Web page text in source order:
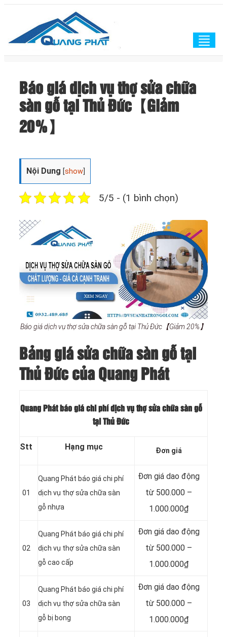
Báo giá dịch vụ thợ sửa chữa
sàn gỗ tại Thủ Đức【Giảm
20%】
Nội Dung [show
5/5 - (1 bình chọn)
Báo giá dịch vụ thợ sửa chữa sàn gỗ tại Thủ Đức【Giảm 20%】
Bảng giá sửa chữa sàn gỗ tại
Thủ Đức của Quang Phát
Quang Phát báo giá chi phí dịch vụ thợ sửa chữa sàn gỗ
tại Thủ Đức
Stt Hạng mục Đơn giá
01
Quang Phát báo giá chi phí
dịch vụ thợ sửa chữa sàn
gỗ nhựa
Đơn giá dao động
từ 500.000 –
1.000.000₫
02
Quang Phát báo giá chi phí
dịch vụ thợ sửa chữa sàn
gỗ cao cấp
Đơn giá dao động
từ 500.000 –
1.000.000₫
03
Quang Phát báo giá chi phí
dịch vụ thợ sửa chữa sàn
gỗ bị bong
Đơn giá dao động
từ 500.000 –
1.000.000₫